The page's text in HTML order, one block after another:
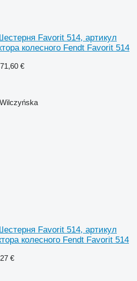
Favorit 514, артикул
колесного Fendt Favorit 514
€
Favorit 514, артикул
колесного Fendt Favorit 514
€